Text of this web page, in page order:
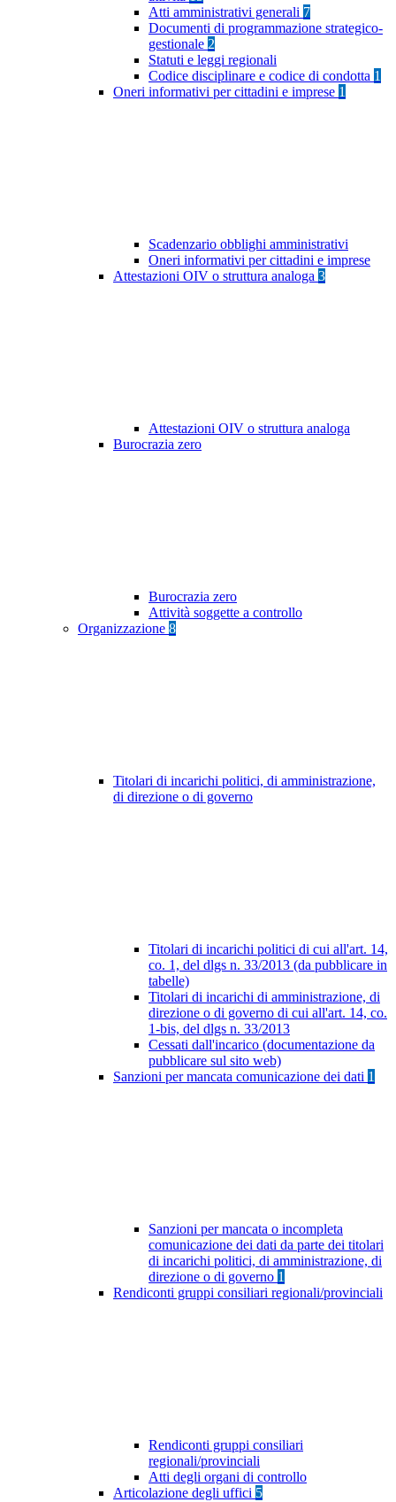
Atti amministrativi generali 7
Documenti di programmazione strategico-
gestionale 2
Statuti e leggi regionali
Codice disciplinare e codice di condotta 1
Oneri informativi per cittadini e imprese 1
Scadenzario obblighi amministrativi
Oneri informativi per cittadini e imprese
Attestazioni OIV o struttura analoga 3
Attestazioni OIV o struttura analoga
Burocrazia zero
Burocrazia zero
Attività soggette a controllo
Organizzazione 8
Titolari di incarichi politici, di amministrazione,
di direzione o di governo
Titolari di incarichi politici di cui all'art. 14,
co. 1, del dlgs n. 33/2013 (da pubblicare in
tabelle)
Titolari di incarichi di amministrazione, di
direzione o di governo di cui all'art. 14, co.
1-bis, del dlgs n. 33/2013
Cessati dall'incarico (documentazione da
pubblicare sul sito web)
Sanzioni per mancata comunicazione dei dati 1
Sanzioni per mancata o incompleta
comunicazione dei dati da parte dei titolari
di incarichi politici, di amministrazione, di
direzione o di governo 1
Rendiconti gruppi consiliari regionali/provinciali
Rendiconti gruppi consiliari
regionali/provinciali
Atti degli organi di controllo
Articolazione degli uffici 5